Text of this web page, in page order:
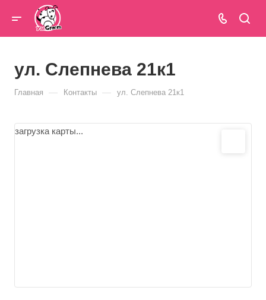
ул. Слепнева 21к1
Главная — Контакты — ул. Слепнева 21к1
загрузка карты...